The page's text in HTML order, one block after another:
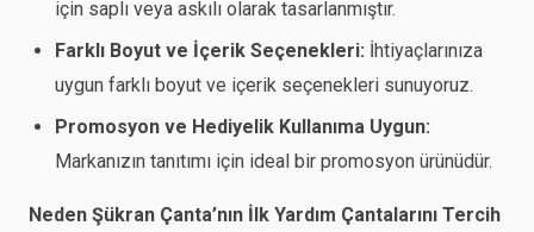
için saplı veya askılı olarak tasarlanmıştır.
Farklı Boyut ve İçerik Seçenekleri: İhtiyaçlarınıza
uygun farklı boyut ve içerik seçenekleri sunuyoruz.
Promosyon ve Hediyelik Kullanıma Uygun:
Markanızın tanıtımı için ideal bir promosyon ürünüdür.
Neden Şükran Çanta’nın İlk Yardım Çantalarını Tercih